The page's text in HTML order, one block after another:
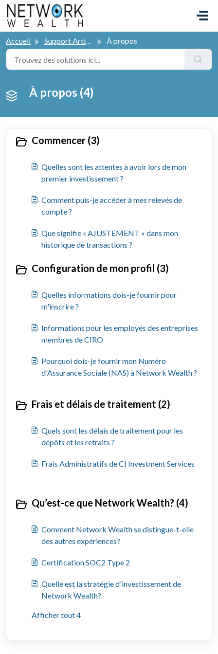
Passer au contenu principal
Accueil Support Articles À propos
À propos (4)
Commencer (3)
Quelles sont les attentes à avoir lors de mon
premier investissement ?
Comment puis-je accéder à mes relevés de
compte ?
Que signifie « AJUSTEMENT » dans mon
historique de transactions ?
Configuration de mon profil (3)
Quelles informations dois-je fournir pour
m'inscrire ?
Informations pour les employés des entreprises
membres de CIRO
Pourquoi dois-je fournir mon Numéro
d'Assurance Sociale (NAS) à Network Wealth ?
Frais et délais de traitement (2)
Quels sont les délais de traitement pour les
dépôts et les retraits ?
Frais Administratifs de CI Investment Services
Qu’est-ce que Network Wealth? (4)
Comment Network Wealth se distingue-t-elle
des autres expériences?
Certification SOC2 Type 2
Quelle est la stratégie d'investissement de
Network Wealth?
Afficher tout 4